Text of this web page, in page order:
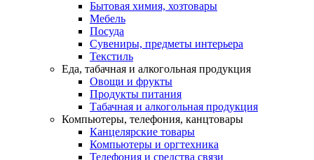
Бытовая химия, хозтовары
Мебель
Посуда
Сувениры, предметы интерьера
Текстиль
Еда, табачная и алкогольная продукция
Овощи и фрукты
Продукты питания
Табачная и алкогольная продукция
Компьютеры, телефония, канцтовары
Канцелярские товары
Компьютеры и оргтехника
Телефония и средства связи